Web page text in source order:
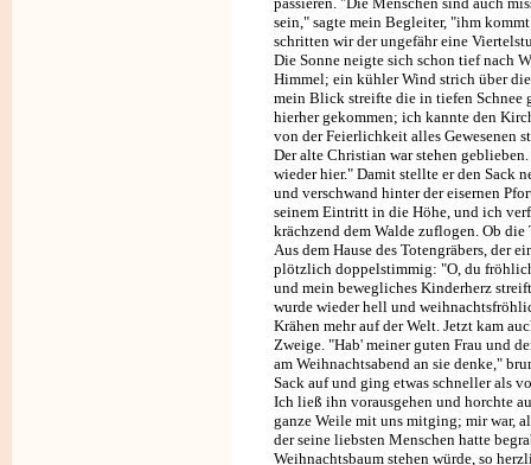
sein," sagte mein Begleiter, "ihm
schritten wir der ungefähr eine
Die Sonne neigte sich schon tief nach
Himmel; ein kühler Wind strich über
mein Blick streifte die in tiefen Schnee
hierher gekommen; ich kannte den
von der Feierlichkeit alles Gewesenen
Der alte Christian war stehen
wieder hier." Damit stellte er den Sack
und verschwand hinter der eisernen
seinem Eintritt in die Höhe, und ich
krächzend dem Walde zuflogen. Ob die
Aus dem Hause des Totengräbers, der
plötzlich doppelstimmig: "O, du
und mein bewegliches Kinderherz
wurde wieder hell und
Krähen mehr auf der Welt. Jetzt kam
Zweige. "Hab' meiner guten Frau und
am Weihnachtsabend an sie denke,"
Sack auf und ging etwas schneller als
Ich ließ ihn vorausgehen und horchte
ganze Weile mit uns mitging; mir war,
der seine liebsten Menschen hatte
Weihnachtsbaum stehen würde, so